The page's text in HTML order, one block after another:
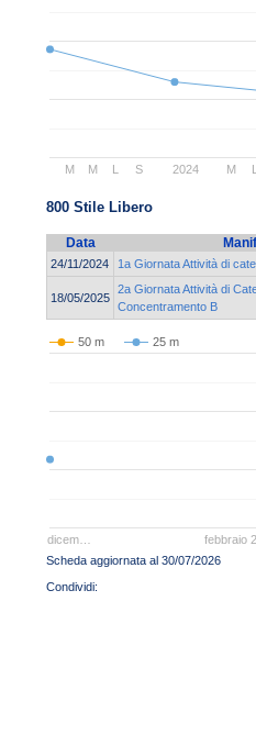
2024
M M S M
800 Stile Libero
Data
24/11/2024 1a Giornata Attività di
18/05/2025
2a Giornata Attività di
Concentramento B
50 m 25 m
dicem… febbraio
Scheda aggiornata al 30/07/2026